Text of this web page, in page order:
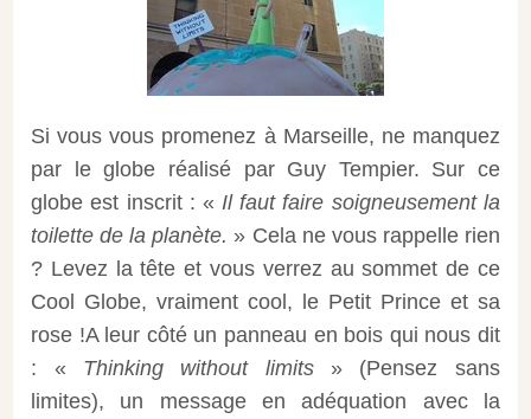
Si vous vous promenez à Marseille, ne manquez
par le globe réalisé par Guy Tempier. Sur ce
globe est inscrit : «Il faut faire soigneusement la
toilette de la planète. » Cela ne vous rappelle rien
? Levez la tête et vous verrez au sommet de ce
Cool Globe, vraiment cool, le Petit Prince et sa
rose !A leur côté un panneau en bois qui nous dit
: « Thinking without limits» (Pensez sans
limites), un message en adéquation avec la